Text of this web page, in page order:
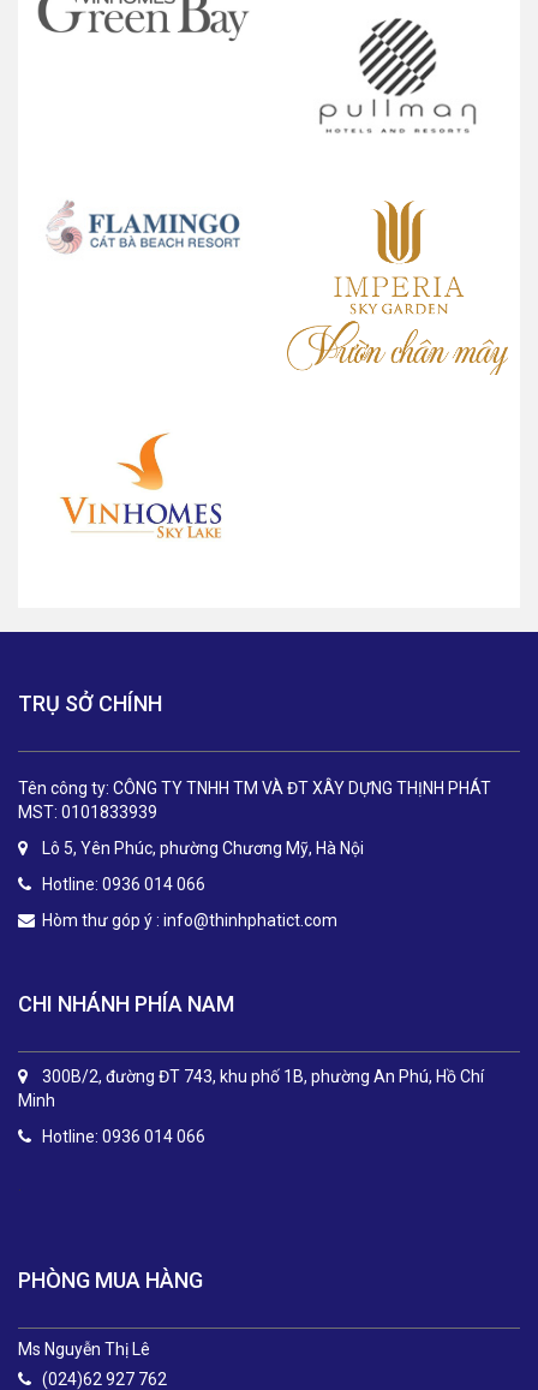
TRỤ SỞ CHÍNH
Tên công ty: CÔNG TY TNHH TM VÀ ĐT XÂY DỰNG THỊNH PHÁT
MST: 0101833939
Lô 5, Yên Phúc, phường Chương Mỹ, Hà Nội
Hotline: 0936 014 066
Hòm thư góp ý : info@thinhphatict.com
CHI NHÁNH PHÍA NAM
300B/2, đường ĐT 743, khu phố 1B, phường An Phú, Hồ Chí
Minh
Hotline: 0936 014 066
PHÒNG MUA HÀNG
Ms Nguyễn Thị Lê
(024)62 927 762